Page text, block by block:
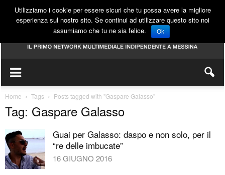
Home Tags Posts tagged with "Gaspare Galasso"
Tag: Gaspare Galasso
Guai per Galasso: daspo e non solo, per il
“re delle imbucate”
16 GIUGNO 2016
Utilizziamo i cookie per essere sicuri che tu possa avere la migliore
esperienza sul nostro sito. Se continui ad utilizzare questo sito noi
assumiamo che tu ne sia felice.
Ok